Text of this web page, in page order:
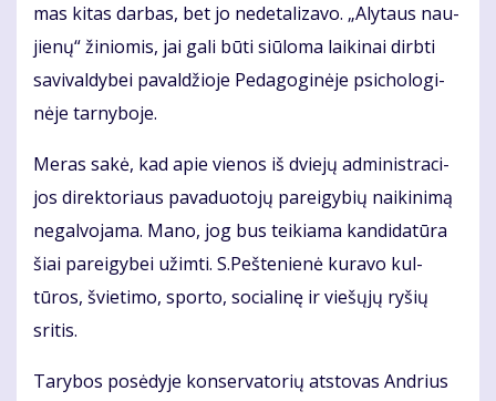
mas ki­tas dar­bas, bet jo ne­de­ta­li­za­vo. „Aly­taus nau­
jie­nų“ ži­nio­mis, jai ga­li bū­ti siū­lo­ma lai­ki­nai dirb­ti
sa­vi­val­dy­bei pa­val­džio­je Pe­da­go­gi­nė­je psi­cho­lo­gi­
nė­je tar­ny­bo­je.
Me­ras sa­kė, kad apie vie­nos iš dvie­jų ad­mi­nist­ra­ci­
jos di­rek­to­riaus pa­va­duo­to­jų pa­rei­gy­bių nai­ki­ni­mą
ne­gal­vo­ja­ma. Ma­no, jog bus tei­kia­ma kan­di­da­tū­ra
šiai pa­rei­gy­bei už­im­ti. S.Peš­tenienė kuravo kul­
tūros, švietimo, sporto, so­cialinę ir viešųjų ryšių
sritis.
Ta­ry­bos po­sė­dy­je kon­ser­va­to­rių at­sto­vas An­drius